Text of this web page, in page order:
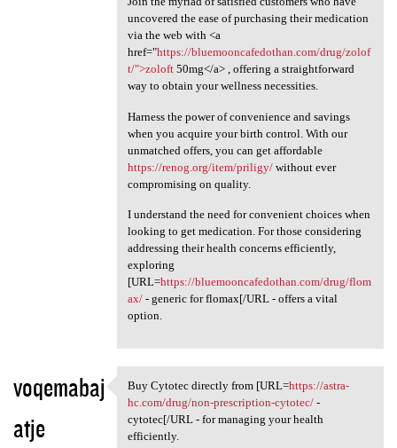
uncovered the ease of purchasing their medication
via the web with <a
href="https://bluemooncafedothan.com/drug/zolof
t/">zoloft50mg</a> , offering a straightforward
way to obtain your wellness necessities.
Harness the power of convenience and savings
when you acquire your birth control. With our
unmatched offers, you can get affordable
https://renog.org/item/priligy/without ever
compromising on quality.
I understand the need for convenient choices when
looking to get medication. For those considering
addressing their health concerns efficiently,
exploring
[URL=https://bluemooncafedothan.com/drug/flom
ax/- generic for flomax[/URL - offers a vital
option.
voqemabaj
atje
Buy Cytotec directly from
Buy Cytotec directly from [URL=https://astra-
hc.com/drug/non-prescription-cytotec/-
cytotec[/URL - for managing your health
efficiently.